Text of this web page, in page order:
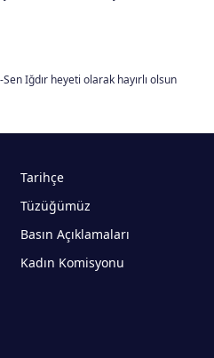
Iğdır heyeti olarak hayırlı olsun
Tarihçe
Tüzüğümüz
Basın Açıklamaları
Kadın Komisyonu